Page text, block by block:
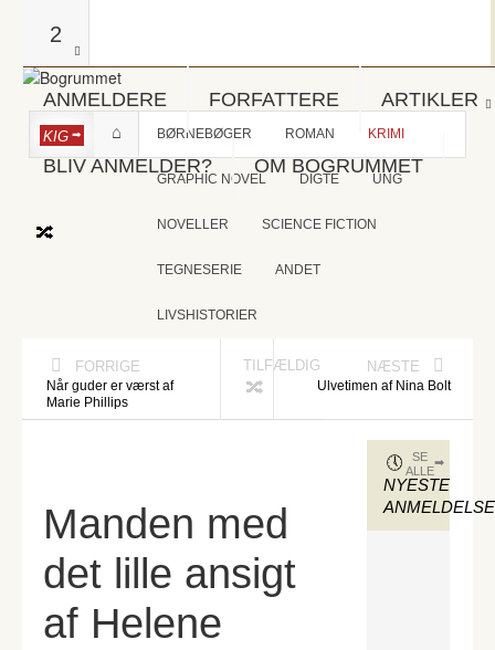
2
ANMELDERE FORFATTERE ARTIKLER
BLIV ANMELDER? OM BOGRUMMET
KIG BØRNEBØGER ROMAN KRIMI
GRAPHIC NOVEL DIGTE UNG
NOVELLER SCIENCE FICTION
TEGNESERIE ANDET
LIVSHISTORIER
FORRIGE
Når guder er værst af
Marie Phillips
TILFÆLDIG NÆSTE
Ulvetimen af Nina Bolt
Manden med
det lille ansigt
af Helene
NYESTE
SE
ALLE